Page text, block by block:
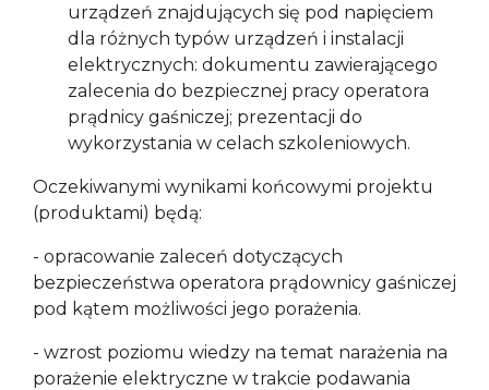
urządzeń znajdujących się pod napięciem
dla różnych typów urządzeń i instalacji
elektrycznych: dokumentu zawierającego
zalecenia do bezpiecznej pracy operatora
prądnicy gaśniczej; prezentacji do
wykorzystania w celach szkoleniowych.
Oczekiwanymi wynikami końcowymi projektu
(produktami) będą:
- opracowanie zaleceń dotyczących
bezpieczeństwa operatora prądownicy gaśniczej
pod kątem możliwości jego porażenia.
- wzrost poziomu wiedzy na temat narażenia na
porażenie elektryczne w trakcie podawania